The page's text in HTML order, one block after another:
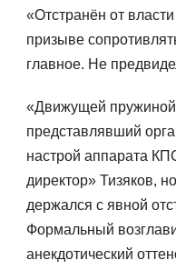
«Отстранён от
призыве
главное. Не
«Движущей
представлявший
настрой аппарата
директор» Тизяков,
держался с явной
Формальный
анекдотический